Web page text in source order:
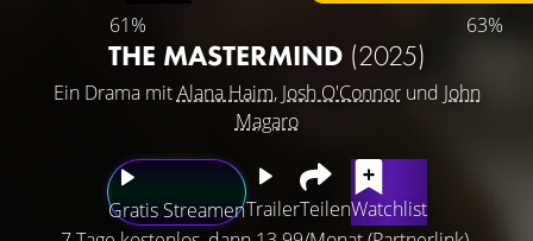
61% 63%
THE MASTERMIND (2025)
Ein Drama mitAlana Haim, Josh O'Connorund John
Magaro
Gratis StreamenTrailerTeilenWatchlist